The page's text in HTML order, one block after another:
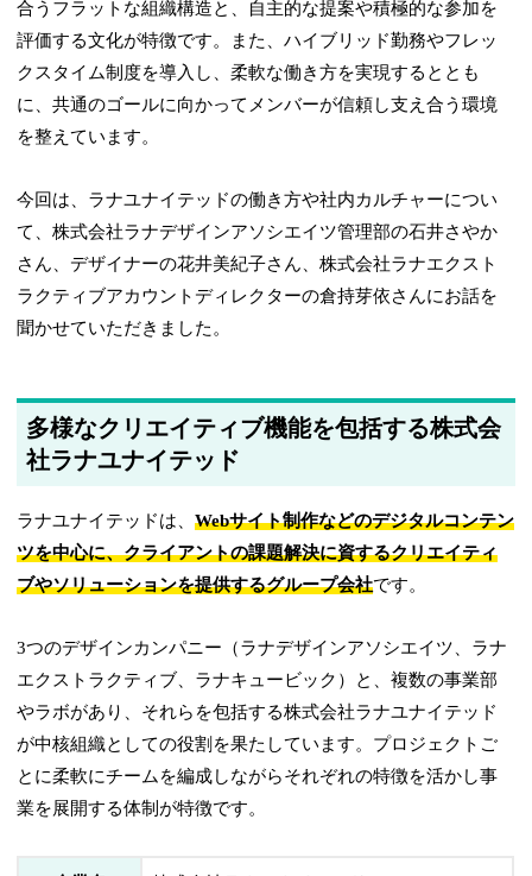
合うフラットな組織構造と、自主的な提案や積極的な参加を
評価する文化が特徴です。また、ハイブリッド勤務やフレッ
クスタイム制度を導入し、柔軟な働き方を実現するととも
に、共通のゴールに向かってメンバーが信頼し支え合う環境
を整えています。
今回は、ラナユナイテッドの働き方や社内カルチャーについ
て、株式会社ラナデザインアソシエイツ管理部の石井さやか
さん、デザイナーの花井美紀子さん、株式会社ラナエクスト
ラクティブアカウントディレクターの倉持芽依さんにお話を
聞かせていただきました。
多様なクリエイティブ機能を包括する株式会
社ラナユナイテッド
ラナユナイテッドは、Webサイト制作などのデジタルコンテン
ツを中心に、クライアントの課題解決に資するクリエイティ
ブやソリューションを提供するグループ会社です。
3つのデザインカンパニー（ラナデザインアソシエイツ、ラナ
エクストラクティブ、ラナキュービック）と、複数の事業部
やラボがあり、それらを包括する株式会社ラナユナイテッド
が中核組織としての役割を果たしています。プロジェクトご
とに柔軟にチームを編成しながらそれぞれの特徴を活かし事
業を展開する体制が特徴です。